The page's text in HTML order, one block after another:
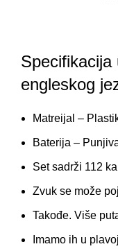
Specifikacija
engleskog
Matreijal –
Baterija –
Set sadrži 112
Zvuk se može
Takođe. Više
Imamo ih u